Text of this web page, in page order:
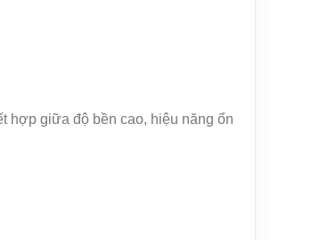
hợp giữa độ bền cao, hiệu năng ổn